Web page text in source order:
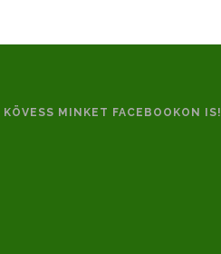
KÖVESS MINKET FACEBOOKON IS!